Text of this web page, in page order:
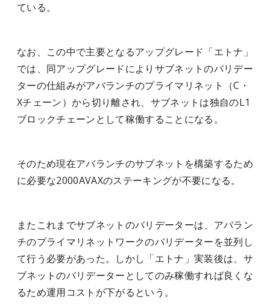
ている。
なお、この中で主要となるアップグレード「エトナ」
では、同アップグレードによりサブネットのバリデー
ターの仕組みがアバランチのプライマリネット（C・
Xチェーン）から切り離され、サブネットは独自のL1
ブロックチェーンとして稼働することになる。
そのため現在アバランチのサブネットを構築するため
に必要な2000AVAXのステーキングが不要になる。
またこれまでサブネットのバリデーターは、アバラン
チのプライマリネットワークのバリデーターを並列し
て行う必要があった。しかし「エトナ」実装後は、サ
ブネットのバリデーターとしてのみ稼働すれば良くな
るため運用コストが下がるという。